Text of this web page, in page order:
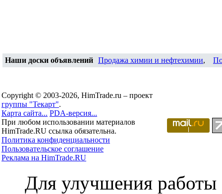
Наши доски объявлений Продажа химии и нефтехимии,
Copyright © 2003-2026, HimTrade.ru – проект
группы "Текарт".
Карта сайта... PDA-версия...
При любом использовании материалов
HimTrade.RU ссылка обязательна.
Политика конфиденциальности
Пользовательское соглашение
Реклама на HimTrade.RU
Для улучшения работы